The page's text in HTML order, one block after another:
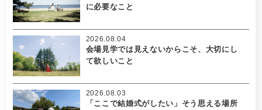
に必要なこと
会場見学では見えないからこそ、大切にし
て欲しいこと
2026.08.04
「ここで結婚式がしたい」そう思える場所
2026.08.03